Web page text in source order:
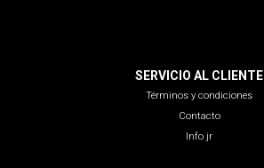
SERVICIO AL CLIENTE
Términos y condiciones
Contacto
Info jr